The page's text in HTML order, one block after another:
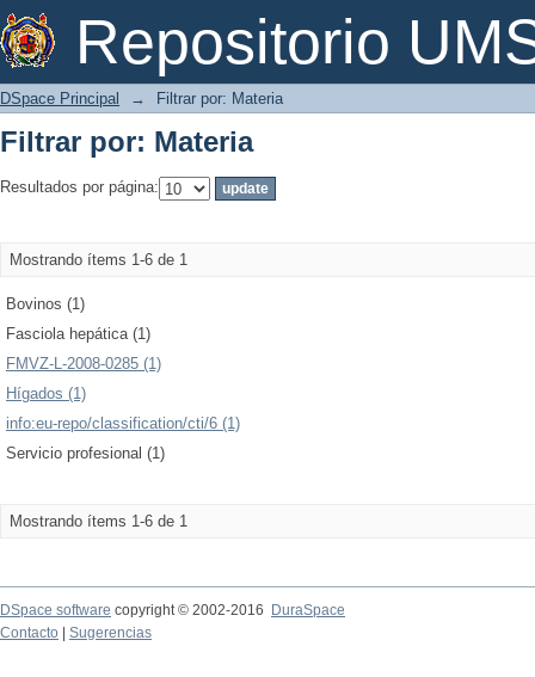
Repositorio
Filtrar por: Materia
DSpace Principal → Filtrar por: Materia
Filtrar por: Materia
Resultados por página:
Mostrando ítems 1-6 de 1
Bovinos (1)
Fasciola hepática (1)
FMVZ-L-2008-0285 (1)
Hígados (1)
info:eu-repo/classification/cti/6 (1)
Servicio profesional (1)
Mostrando ítems 1-6 de 1
DSpace software copyright © 2002-2016
DuraSpace
Contacto
Sugerencias